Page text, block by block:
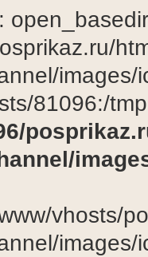
81096:/
vhosts/